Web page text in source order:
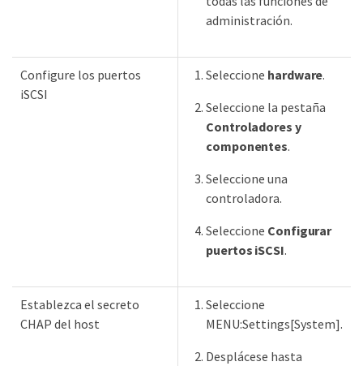
administración.
Configure los puertos
iSCSI
Seleccione hardware.
Seleccione la pestaña
Controladores y
componentes.
Seleccione una
controladora.
Seleccione Configurar
puertos iSCSI.
Establezca el secreto
CHAP del host
Seleccione
MENU:Settings[System].
Desplácese hasta